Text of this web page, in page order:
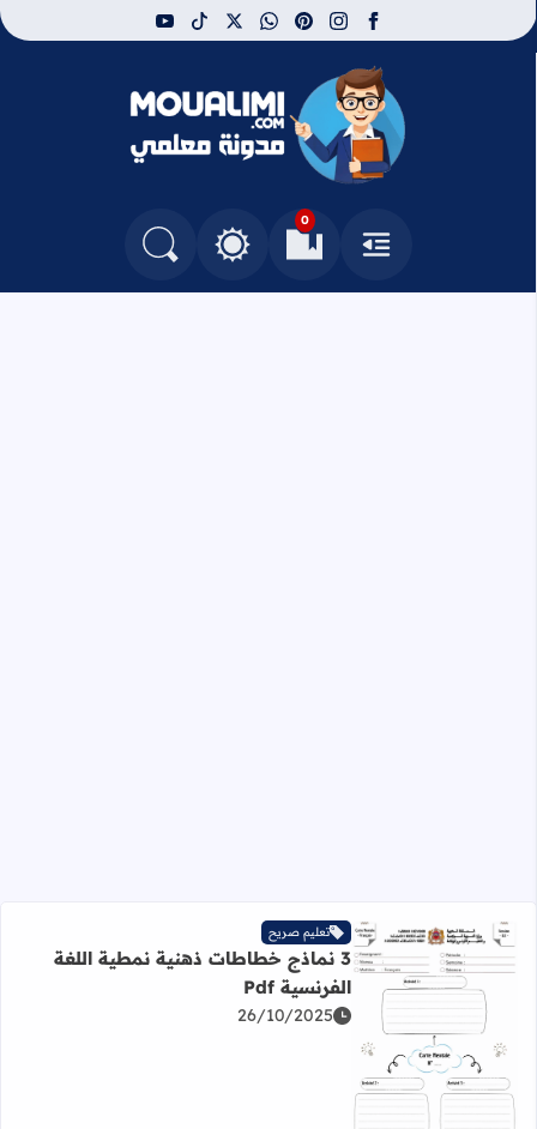
facebook
instagram
pinterest
whatsapp
x
tiktok
youtube
مدونة معلمي
القائمة
0
العلامات المرجعيةالتغيير بين الوضع النهاري والداكن
البحث في المدونة
اقرأ المزيد عن 3 نماذج خطاطات ذهنية نمطية اللغة الفرنسية Pdf
تعليم صريح
3 نماذج خطاطات ذهنية نمطية اللغة
الفرنسية Pdf
26/10/2025